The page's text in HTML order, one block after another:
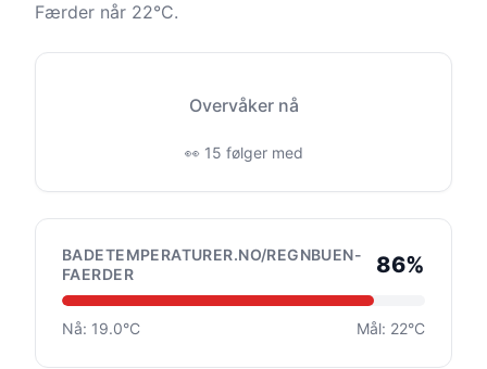
Færder når 22°C.
Overvåker nå
👀 15 følger med
BADETEMPERATURER.NO/REGNBUEN-
FAERDER
86%
Nå: 19.0°C Mål: 22°C